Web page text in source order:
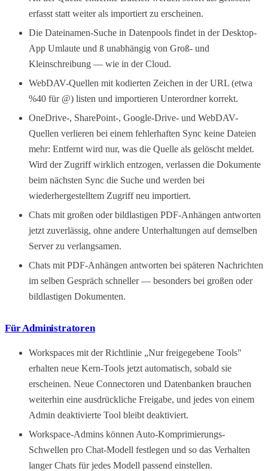
erfasst statt weiter als importiert zu erscheinen.
Die Dateinamen-Suche in Datenpools findet in der Desktop-
App Umlaute und ß unabhängig von Groß- und
Kleinschreibung — wie in der Cloud.
WebDAV-Quellen mit kodierten Zeichen in der URL (etwa
%40 für @) listen und importieren Unterordner korrekt.
OneDrive-, SharePoint-, Google-Drive- und WebDAV-
Quellen verlieren bei einem fehlerhaften Sync keine Dateien
mehr: Entfernt wird nur, was die Quelle als gelöscht meldet.
Wird der Zugriff wirklich entzogen, verlassen die Dokumente
beim nächsten Sync die Suche und werden bei
wiederhergestelltem Zugriff neu importiert.
Chats mit großen oder bildlastigen PDF-Anhängen antworten
jetzt zuverlässig, ohne andere Unterhaltungen auf demselben
Server zu verlangsamen.
Chats mit PDF-Anhängen antworten bei späteren Nachrichten
im selben Gespräch schneller — besonders bei großen oder
bildlastigen Dokumenten.
Für Administratoren
Workspaces mit der Richtlinie „Nur freigegebene Tools"
erhalten neue Kern-Tools jetzt automatisch, sobald sie
erscheinen. Neue Connectoren und Datenbanken brauchen
weiterhin eine ausdrückliche Freigabe, und jedes von einem
Admin deaktivierte Tool bleibt deaktiviert.
Workspace-Admins können Auto-Komprimierungs-
Schwellen pro Chat-Modell festlegen und so das Verhalten
langer Chats für jedes Modell passend einstellen.